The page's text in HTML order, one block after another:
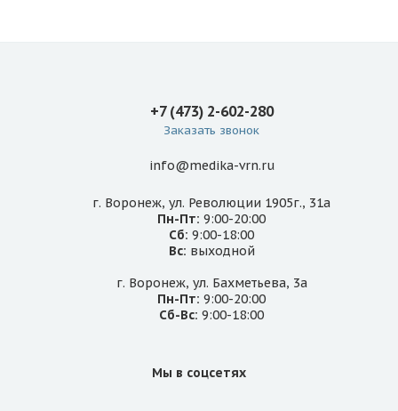
+7 (473) 2-602-280
Заказать звонок
info@medika-vrn.ru
г. Воронеж, ул. Революции 1905г., 31а
Пн-Пт: 9:00-20:00
Сб: 9:00-18:00
Вс: выходной
г. Воронеж, ул. Бахметьева, 3а
Пн-Пт: 9:00-20:00
Сб-Вс: 9:00-18:00
Мы в соцсетях